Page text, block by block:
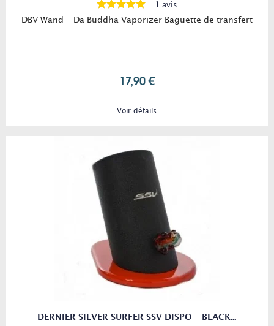
1 avis
DBV Wand - Da Buddha Vaporizer Baguette de transfert
17,90 €
Voir détails
DERNIER SILVER SURFER SSV DISPO - BLACK...